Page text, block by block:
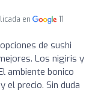
en
11
de sushi
Los nigiris y
ambiente bonico
el precio. Sin duda